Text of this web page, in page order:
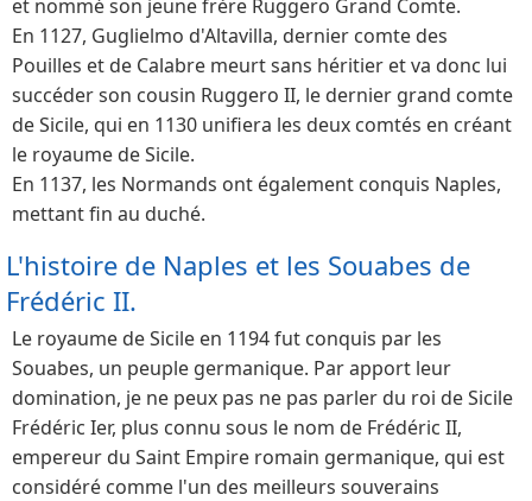
et nommé son jeune frère Ruggero Grand Comte.
En 1127, Guglielmo d'Altavilla, dernier comte des
Pouilles et de Calabre meurt sans héritier et va donc lui
succéder son cousin Ruggero II, le dernier grand comte
de Sicile, qui en 1130 unifiera les deux comtés en créant
le royaume de Sicile.
En 1137, les Normands ont également conquis Naples,
mettant fin au duché.
L'histoire de Naples et les Souabes de
Frédéric II.
Le royaume de Sicile en 1194 fut conquis par les
Souabes, un peuple germanique. Par apport leur
domination, je ne peux pas ne pas parler du roi de Sicile
Frédéric Ier, plus connu sous le nom de Frédéric II,
empereur du Saint Empire romain germanique, qui est
considéré comme l'un des meilleurs souverains